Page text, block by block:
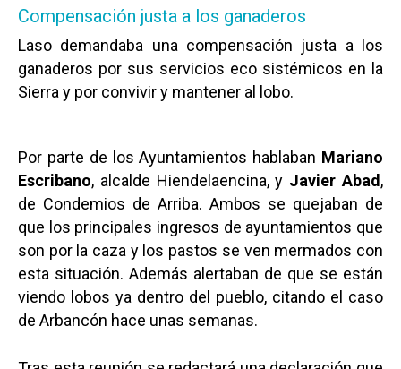
Compensación justa a los ganaderos
Laso demandaba una compensación justa a los
ganaderos por sus servicios eco sistémicos en la
Sierra y por convivir y mantener al lobo.
Por parte de los Ayuntamientos hablaban Mariano
Escribano, alcalde Hiendelaencina, y Javier Abad ,
de Condemios de Arriba. Ambos se quejaban de
que los principales ingresos de ayuntamientos que
son por la caza y los pastos se ven mermados con
esta situación. Además alertaban de que se están
viendo lobos ya dentro del pueblo, citando el caso
de Arbancón hace unas semanas.